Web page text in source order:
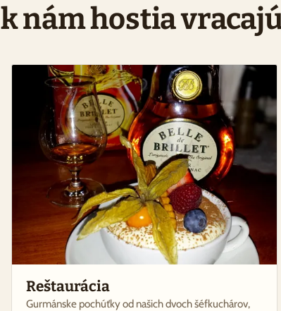
nám hostia
Reštaurácia
Gurmánske pochúťky od našich dvoch šéfkuchárov,